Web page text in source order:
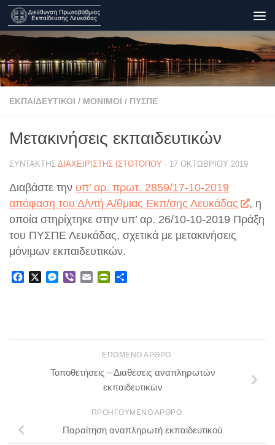
Skip to content
ΕΚΠΑΙΔΕΥΤΙΚΟΊ / ΜΌΝΙΜΟΙ / ΠΥΣΠΕ
Μετακινήσεις εκπαιδευτικών
ΣΥΝΤΆΚΤΗΣ ΔΙΑΧΕΙΡΙΣΤΉΣ ΙΣΤΟΤΌΠΟΥ · 17 ΟΚΤΩΒΡΊΟΥ 2019
Διαβάστε την υπ’ αρ. πρωτ. 2859/17-10-2019
απόφαση του Δ/ντή Α/θμιας Εκπ/σης Λευκάδας
, η
οποία στηρίχτηκε στην υπ’ αρ. 26/10-10-2019 Πράξη
του ΠΥΣΠΕ Λευκάδας, σχετικά με μετακινήσεις
μόνιμων εκπαιδευτικών.
FacebookMessenger
Viber EmailPrintFriendly
ΕΠΌΜΕΝΟ ΆΡΘΡΟ
Τοποθετήσεις – Διαθέσεις αναπληρωτών
εκπαιδευτικών
ΠΡΟΗΓΟΎΜΕΝΟ ΆΡΘΡΟ
Παραίτηση αναπληρωτή εκπαιδευτικού